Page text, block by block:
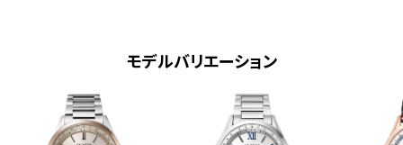
フル充電時約2年可動(パワーセーブ作動
時)
日中欧米電波受信
受信局自動選択機能
定時受信機能
モデルバリエーション